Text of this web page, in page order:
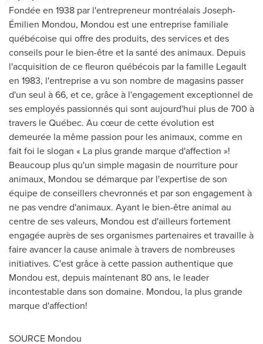
Fondée en 1938 par l'entrepreneur montréalais Joseph-
Émilien Mondou, Mondou est une entreprise familiale
québécoise qui offre des produits, des services et des
conseils pour le bien-être et la santé des animaux. Depuis
l'acquisition de ce fleuron québécois par la famille Legault
en 1983, l'entreprise a vu son nombre de magasins passer
d'un seul à 66, et ce, grâce à l'engagement exceptionnel de
ses employés passionnés qui sont aujourd'hui plus de 700 à
travers le Québec. Au cœur de cette évolution est
demeurée la même passion pour les animaux, comme en
fait foi le slogan « La plus grande marque d'affection »!
Beaucoup plus qu'un simple magasin de nourriture pour
animaux, Mondou se démarque par l'expertise de son
équipe de conseillers chevronnés et par son engagement à
ne pas vendre d'animaux. Ayant le bien-être animal au
centre de ses valeurs, Mondou est d'ailleurs fortement
engagée auprès de ses organismes partenaires et travaille à
faire avancer la cause animale à travers de nombreuses
initiatives. C'est grâce à cette passion authentique que
Mondou est, depuis maintenant 80 ans, le leader
incontestable dans son domaine. Mondou, la plus grande
marque d'affection!
SOURCE Mondou